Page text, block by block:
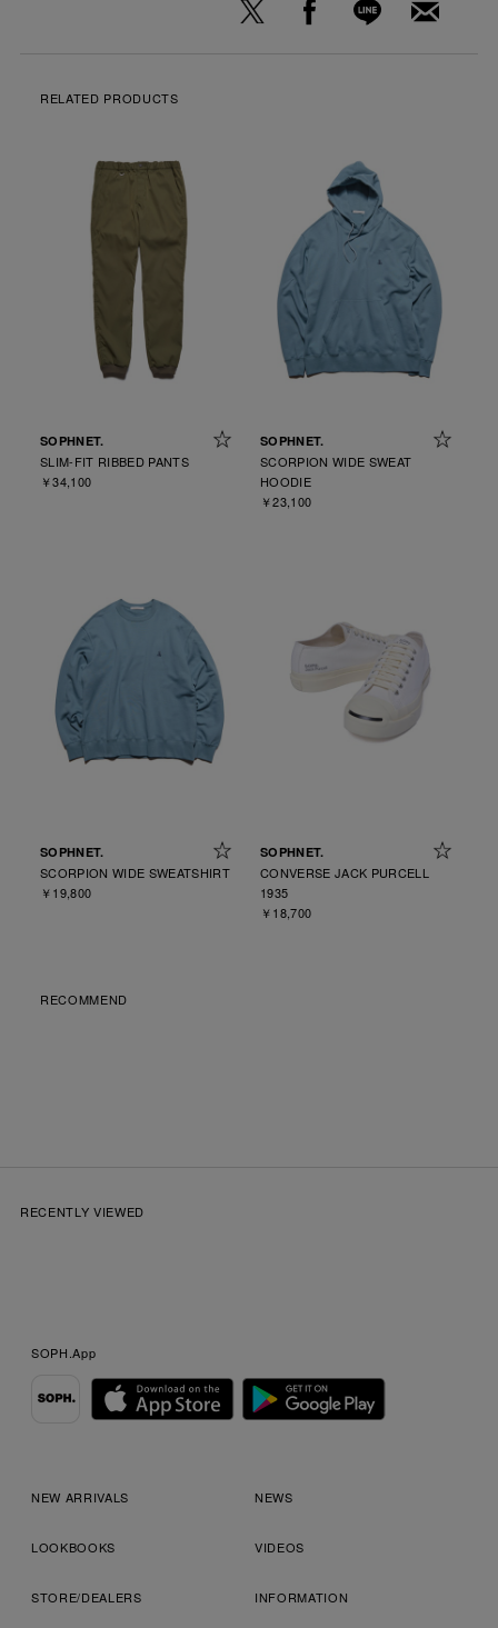
RELATED PRODUCTS
SOPHNET.
SLIM-FIT RIBBED PANTS
￥34,100
SOPHNET.
SCORPION WIDE SWEAT
HOODIE
￥23,100
SOPHNET.
SCORPION WIDE SWEATSHIRT
￥19,800
SOPHNET.
CONVERSE JACK PURCELL
1935
￥18,700
RECOMMEND
RECENTLY VIEWED
SOPH.App
NEW ARRIVALS NEWS
LOOKBOOKS VIDEOS
STORE/DEALERS INFORMATION